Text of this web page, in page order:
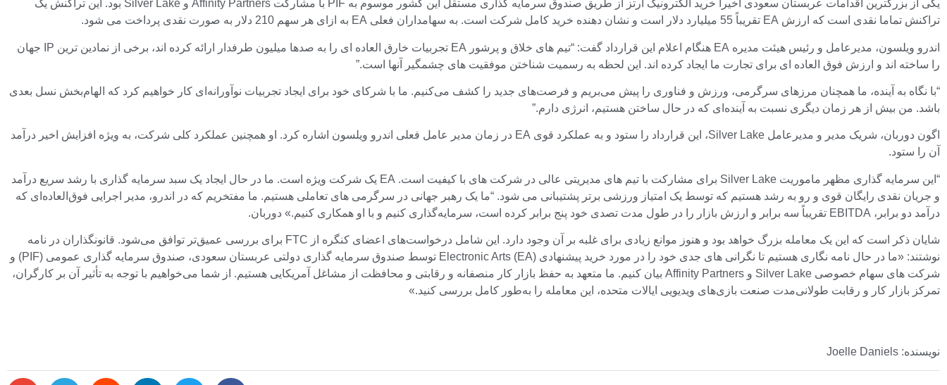
یکی از بزرگترین اقدامات عربستان سعودی اخیراً خرید الکترونیک آرتز از طریق صندوق سرمایه گذاری مستقل این کشور موسوم به PIF با مشارکت Affinity Partners و Silver Lake بود. این تراکنش یک
تراکنش تماما نقدی است که ارزش EA تقریباً 55 میلیارد دلار است و نشان دهنده خرید کامل شرکت است. به سهامداران فعلی EA به ازای هر سهم 210 دلار به صورت نقدی پرداخت می شود.
اندرو ویلسون، مدیرعامل و رئیس هیئت مدیره EA هنگام اعلام این قرارداد گفت: “تیم های خلاق و پرشور EA تجربیات خارق العاده ای را به صدها میلیون طرفدار ارائه کرده اند، برخی از نمادین ترین IP جهان
را ساخته اند و ارزش فوق العاده ای برای تجارت ما ایجاد کرده اند. این لحظه به رسمیت شناختن موفقیت های چشمگیر آنها است.”
“با نگاه به آینده، ما همچنان مرزهای سرگرمی، ورزش و فناوری را پیش می‌بریم و فرصت‌های جدید را کشف می‌کنیم. ما با شرکای خود برای ایجاد تجربیات نوآورانه‌ای کار خواهیم کرد که الهام‌بخش نسل بعدی
باشد. من بیش از هر زمان دیگری نسبت به آینده‌ای که در حال ساختن هستیم، انرژی دارم.”
اگون دوربان، شریک مدیر و مدیرعامل Silver Lake، این قرارداد را ستود و به عملکرد قوی EA در زمان مدیر عامل فعلی اندرو ویلسون اشاره کرد. او همچنین عملکرد کلی شرکت، به ویژه افزایش اخیر درآمد
آن را ستود.
“این سرمایه گذاری مظهر ماموریت Silver Lake برای مشارکت با تیم های مدیریتی عالی در شرکت های با کیفیت است. EA یک شرکت ویژه است. ما در حال ایجاد یک سبد سرمایه گذاری با رشد سریع درآمد
و جریان نقدی رایگان قوی و رو به رشد هستیم که توسط یک امتیاز ورزشی برتر پشتیبانی می شود. “ما یک رهبر جهانی در سرگرمی های تعاملی هستیم. ما مفتخریم که در اندرو، مدیر اجرایی فوق‌العاده‌ای که
درآمد دو برابر، EBITDA تقریباً سه برابر و ارزش بازار را در طول مدت تصدی خود پنج برابر کرده است، سرمایه‌گذاری کنیم و با او همکاری کنیم.» دوربان.
شایان ذکر است که این یک معامله بزرگ خواهد بود و هنوز موانع زیادی برای غلبه بر آن وجود دارد. این شامل درخواست‌های اعضای کنگره از FTC برای بررسی عمیق‌تر توافق می‌شود. قانونگذاران در نامه
نوشتند: «ما در حال نامه نگاری هستیم تا نگرانی های جدی خود را در مورد خرید پیشنهادی Electronic Arts (EA) توسط صندوق سرمایه گذاری دولتی عربستان سعودی، صندوق سرمایه گذاری عمومی (PIF) و
شرکت های سهام خصوصی Silver Lake و Affinity Partners بیان کنیم. ما متعهد به حفظ بازار کار منصفانه و رقابتی و محافظت از مشاغل آمریکایی هستیم. از شما می‌خواهیم با توجه به تأثیر آن بر کارگران،
تمرکز بازار کار و رقابت طولانی‌مدت صنعت بازی‌های ویدیویی ایالات متحده، این معامله را به‌طور کامل بررسی کنید.»
نویسنده: Joelle Daniels